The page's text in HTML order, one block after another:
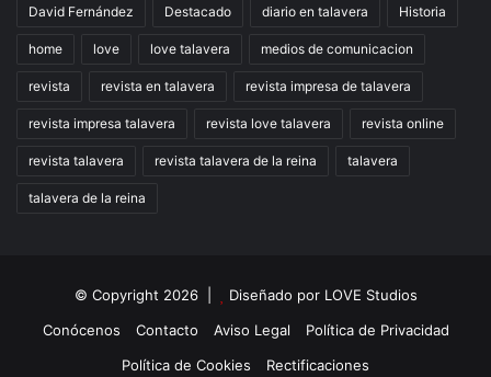
David Fernández Destacado diario en talavera Historia
home love love talavera medios de comunicacion
revista revista en talavera revista impresa de talavera
revista impresa talavera revista love talavera revista online
revista talavera revista talavera de la reina talavera
talavera de la reina
© Copyright 2026 | Diseñado por LOVE Studios
Conócenos
Contacto Aviso Legal
Política de Privacidad
Política de Cookies
Rectificaciones